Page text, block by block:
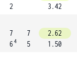
2
3.42
7
64
7
5
2.62
1.50